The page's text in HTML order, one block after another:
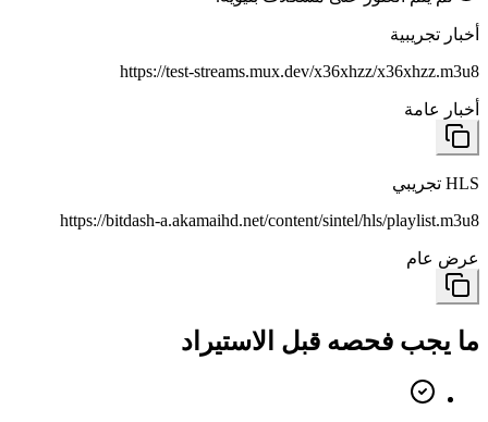
أخبار تجريبية
https://test-streams.mux.dev/x36xhzz/x36xhzz.m3u8
أخبار عامة
HLS تجريبي
https://bitdash-a.akamaihd.net/content/sintel/hls/playlist.m3u8
عرض عام
ما يجب فحصه قبل الاستيراد